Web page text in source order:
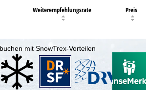
Weiterempfehlungsrate Preis
mit SnowTrex-Vorteilen